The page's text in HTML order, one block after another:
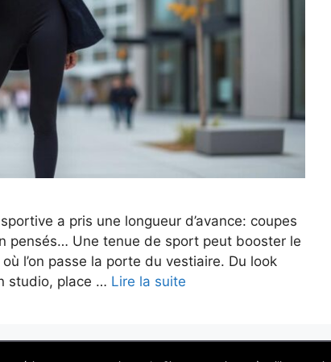
a pris une longueur d’avance: coupes
pensés… Une tenue de sport peut booster le
l’on passe la porte du vestiaire. Du look
studio, place … Lire la suite